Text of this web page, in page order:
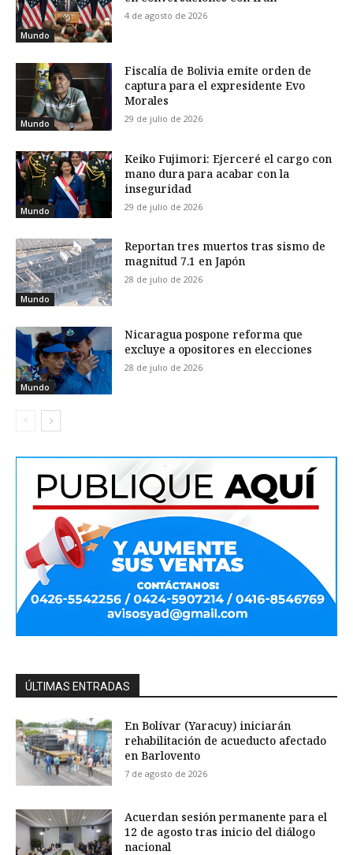
Mundo
4 de agosto de 2026
Mundo
Fiscalía de Bolivia emite orden de
captura para el expresidente Evo
Morales
29 de julio de 2026
Mundo
Keiko Fujimori: Ejerceré el cargo con
mano dura para acabar con la
inseguridad
29 de julio de 2026
Mundo
Reportan tres muertos tras sismo de
magnitud 7.1 en Japón
28 de julio de 2026
Mundo
Nicaragua pospone reforma que
excluye a opositores en elecciones
28 de julio de 2026
ÚLTIMAS ENTRADAS
En Bolívar (Yaracuy) iniciarán
rehabilitación de acueducto afectado
en Barlovento
7 de agosto de 2026
Acuerdan sesión permanente para el
12 de agosto tras inicio del diálogo
nacional